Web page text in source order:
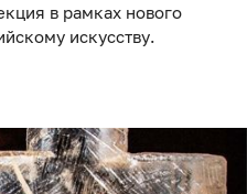
в рамках нового
искусству.